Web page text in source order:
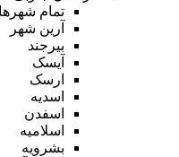
تمام شهر‌ها
آرین شهر
بیرجند
آیسک
ارسک
اسدیه
اسفدن
اسلامیه
بشرویه